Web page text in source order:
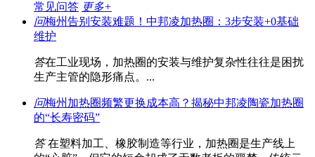
常见问答 更多+
问梅州告别安装难题！中邦凌加热圈：3步安装+0基础
维护
答在工业现场，加热圈的安装与维护复杂性往往是困扰
生产主管的隐形痛点。...
问梅州加热圈频繁更换成本高？揭秘中邦凌陶瓷加热圈
的“长寿密码”
答在塑料加工、橡胶制造等行业，加热圈是生产线上